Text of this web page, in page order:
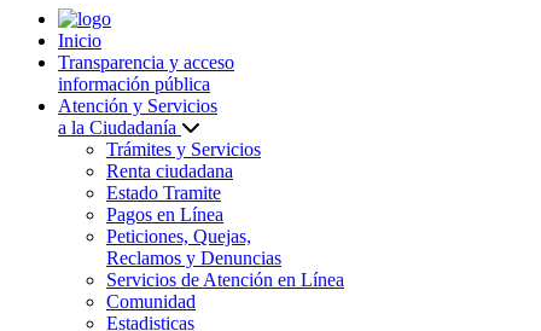
Inicio
Transparencia y acceso
información pública
Atención y Servicios
a la Ciudadanía
Trámites y Servicios
Renta ciudadana
Estado Tramite
Pagos en Línea
Peticiones, Quejas,
Reclamos y Denuncias
Servicios de Atención en Línea
Comunidad
Estadisticas